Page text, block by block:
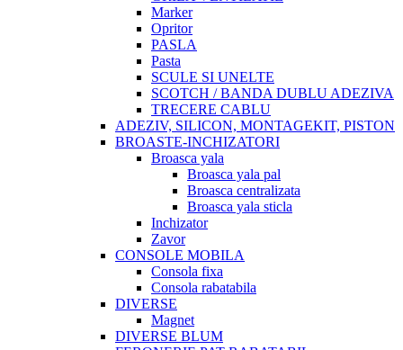
Marker
Opritor
PASLA
Pasta
SCULE SI UNELTE
SCOTCH / BANDA DUBLU ADEZIVA
TRECERE CABLU
ADEZIV, SILICON, MONTAGEKIT, PISTON
BROASTE-INCHIZATORI
Broasca yala
Broasca yala pal
Broasca centralizata
Broasca yala sticla
Inchizator
Zavor
CONSOLE MOBILA
Consola fixa
Consola rabatabila
DIVERSE
Magnet
DIVERSE BLUM